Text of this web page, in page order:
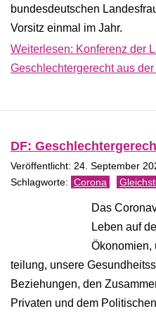
bundesdeutschen
Vorsitz einmal im Jahr.
Weiterlesen: Konferenz der
Geschlechtergerecht aus
DF:
Veröffentlicht: 24. September
Corona
Das
Leben auf
Ökonomien,
teilung, unsere
Beziehungen, den
Privaten und dem